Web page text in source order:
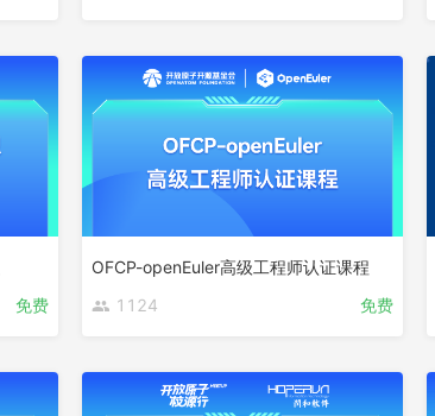
免费
OFCP-openEuler高级工程师认证课程
1124
免费